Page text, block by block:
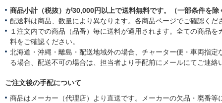
商品小計（税抜）が30,000円以上で送料無料です。（一部条件を除
配送料は商品、数量により異なります。各商品ページでご確認くだ
１注文内での商品（品番）毎に送料が適用されます。全ての商品を
料をご確認ください。
北海道・沖縄・離島・配送地域外の場合、チャーター便・車両指定
る場合、配送不可の場合は、担当者より手配前にメールにてご連絡
ご注文後の手配について
商品はメーカー（代理店）より直送です。メーカーの欠品・廃番等